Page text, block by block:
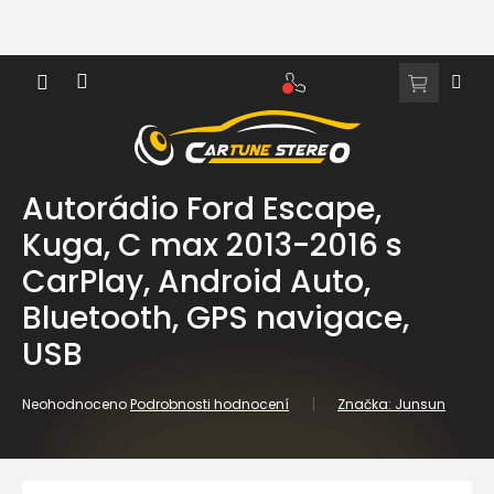
obsah
NÁKUPNÍ
Autorádio Ford Escape,
Kuga, C max 2013-2016 s
CarPlay, Android Auto,
Bluetooth, GPS navigace,
USB
Průměrné
je
NeohodnocenoPodrobnosti hodnocení Značka: Junsun